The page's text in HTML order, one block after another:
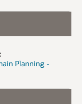
Planning -